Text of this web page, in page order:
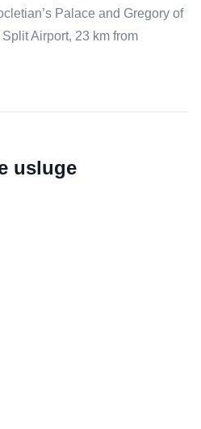
Palace and Gregory of
Airport, 23 km from
usluge